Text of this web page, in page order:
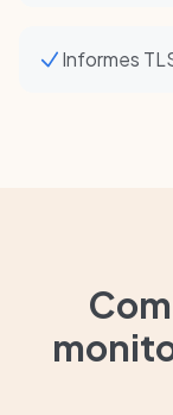
Informes